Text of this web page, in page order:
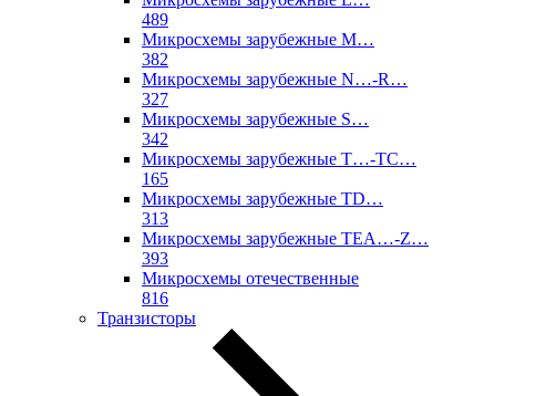
489
Микросхемы зарубежные M…
382
Микросхемы зарубежные N…-R…
327
Микросхемы зарубежные S…
342
Микросхемы зарубежные T…-TC…
165
Микросхемы зарубежные TD…
313
Микросхемы зарубежные TEA…-Z…
393
Микросхемы отечественные
816
Транзисторы